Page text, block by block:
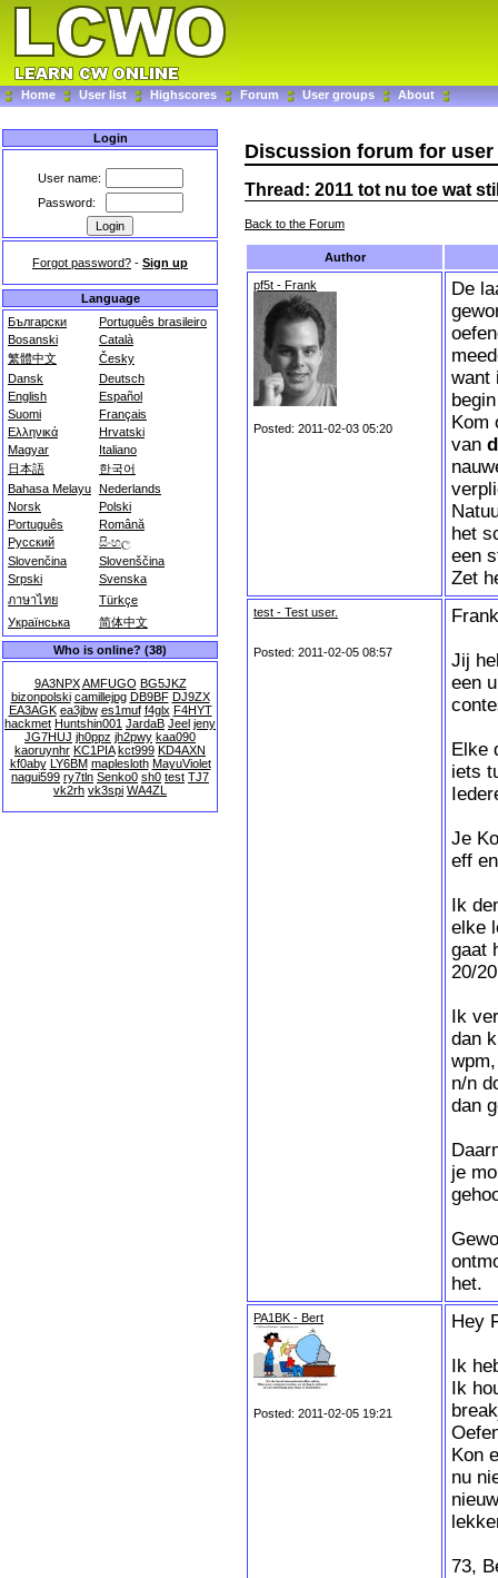
Home User list Highscores Forum User groups About
Login
User name:
Password:
Forgot password? - Sign up
Language
Български
Português brasileiro
Bosanski
Català
繁體中文
Česky
Dansk
Deutsch
English
Español
Suomi
Français
Ελληνικά
Hrvatski
Magyar
Italiano
日本語
한국어
Bahasa Melayu Nederlands
Norsk
Polski
Português
Română
Русский
සිංහල
Slovenčina
Slovenščina
Srpski
Svenska
ภาษาไทย
Türkçe
Українська
简体中文
Who is online? (38)
9A3NPX AMFUGO BG5JKZ
bizonpolski camillejpg DB9BF DJ9ZX
EA3AGK ea3jbw es1muf f4glx F4HYT
hackmet Huntshin001 JardaB Jeel jeny
JG7HUJ jh0ppz jh2pwy kaa090
kaoruynhr KC1PIA kct999 KD4AXN
kf0aby LY6BM maplesloth MayuViolet
nagui599 ry7tln Senko0 sh0 test TJ7
vk2rh vk3spi WA4ZL
Discussion forum for user
Thread: 2011 tot nu toe wat
Back to the Forum
Author
pf5t - Frank
Posted: 2011-02-03 05:20
De
want
Kom
van
het
een
Zet
test - Test user.
Posted: 2011-02-05 08:57
Frank
Jij
een
Elke
iets
Je
eff
Ik
elke
gaat
20/
Ik
dan
n/n
dan
je
het.
PA1BK - Bert
Posted: 2011-02-05 19:21
Hey
Ik
Ik
Kon
nu
73,